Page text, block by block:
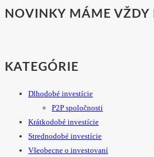
NOVINKY MÁME VŽDY
KATEGÓRIE
Dlhodobé investície
P2P spoločnosti
Krátkodobé investície
Strednodobé investície
Všeobecne o investovaní